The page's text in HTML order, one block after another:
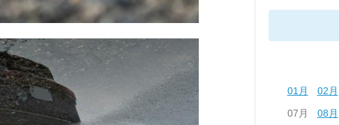
01月 02月
07月
08月